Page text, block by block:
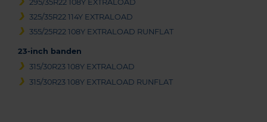
295/35R22 108Y EXTRALOAD
325/35R22 114Y EXTRALOAD
355/25R22 108Y EXTRALOAD RUNFLAT
23-inch banden
315/30R23 108Y EXTRALOAD
315/30R23 108Y EXTRALOAD RUNFLAT